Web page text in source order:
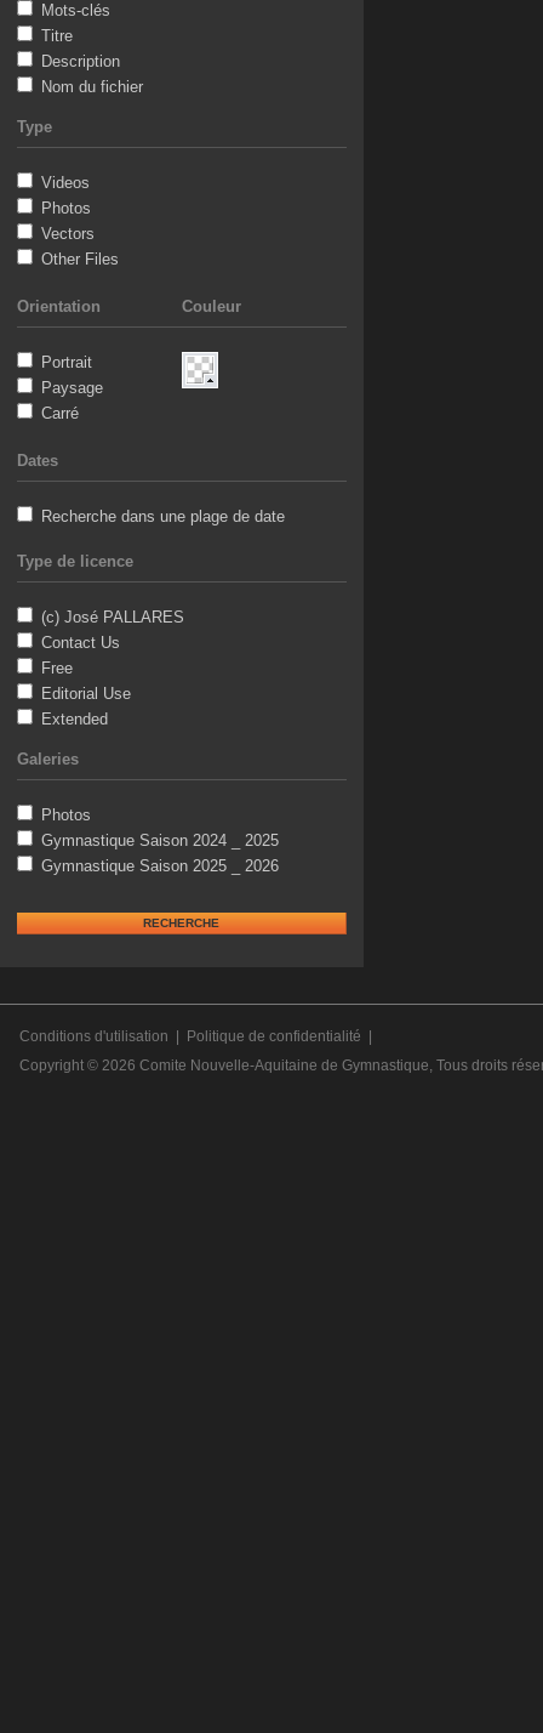
Mots-clés
Titre
Description
Nom du fichier
Type
Videos
Photos
Vectors
Other Files
Orientation
Portrait
Paysage
Carré
Couleur
Dates
Recherche dans une plage de date
Type de licence
(c) José PALLARES
Contact Us
Free
Editorial Use
Extended
Galeries
Photos
Gymnastique Saison 2024 _ 2025
Gymnastique Saison 2025 _ 2026
Conditions d'utilisation Politique de confidentialité
Copyright © 2026 Comite Nouvelle-Aquitaine de Gymnastique, Tous droits